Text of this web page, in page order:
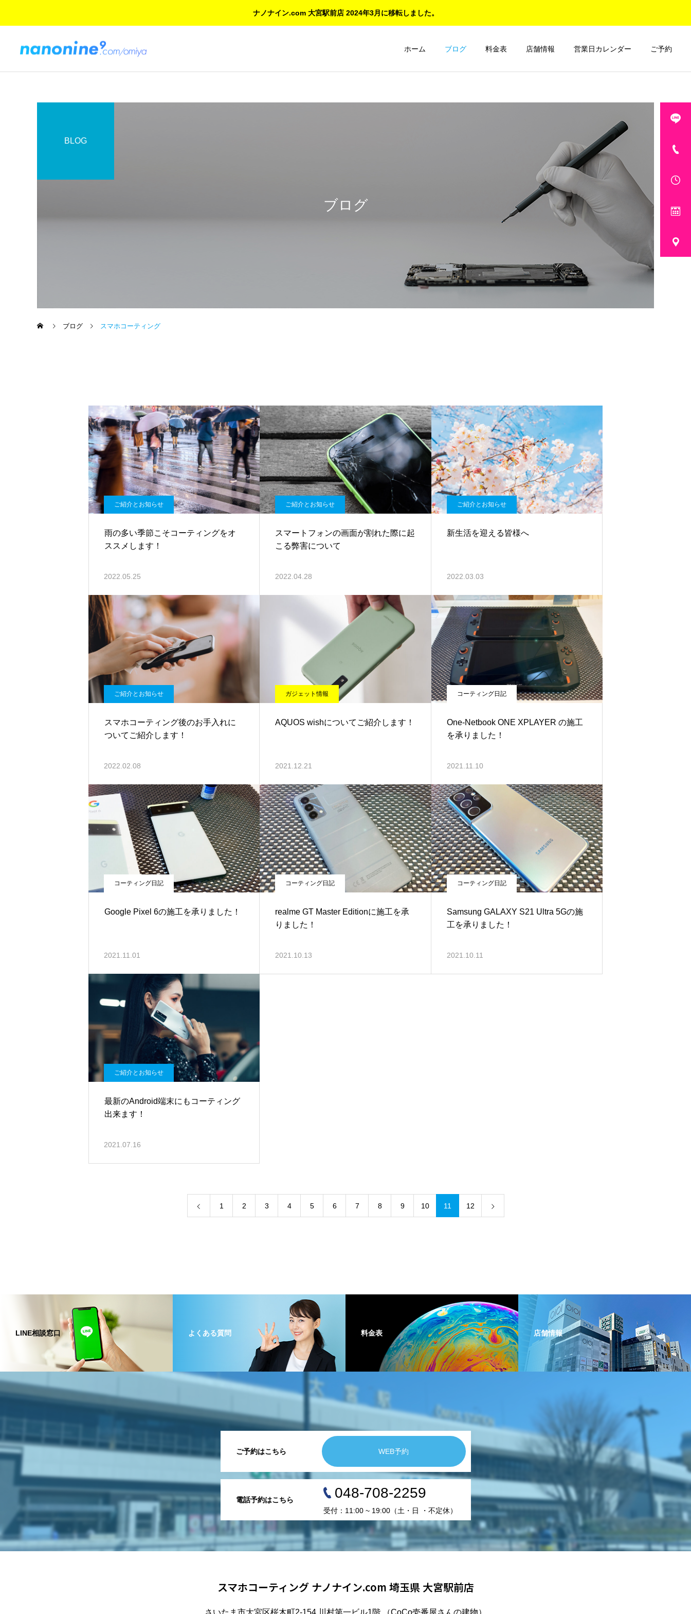
ナノナイン.com 大宮駅前店 2024年3月に移転しました。
ホーム ブログ 料金表 店舗情報 営業日カレンダー ご予約
Googleの新製品発表：
ナノナイン.com大宮マルイ
店おすすめのコーティング
対象デバイスTOP3！
ご紹介とお知らせ
ナノナイン.com 大宮マル
イ店 店舗移転のお知らせ
ブログ
BLOG
ブログ スマホコーティング
ご紹介とお知らせ
雨の多い季節こそコーティングをオ
ススメします！
2022.05.25
ご紹介とお知らせ
スマートフォンの画面が割れた際に起
こる弊害について
2022.04.28
ご紹介とお知らせ
新生活を迎える皆様へ
2022.03.03
ご紹介とお知らせ
スマホコーティング後のお手入れに
ついてご紹介します！
2022.02.08
ガジェット情報
AQUOS wishについてご紹介します！
2021.12.21
コーティング日記
One-Netbook ONE XPLAYER の施工
を承りました！
2021.11.10
コーティング日記
Google Pixel 6の施工を承りました！
2021.11.01
コーティング日記
realme GT Master Editionに施工を承
りました！
2021.10.13
コーティング日記
Samsung GALAXY S21 Ultra 5Gの施
工を承りました！
2021.10.11
ご紹介とお知らせ
最新のAndroid端末にもコーティング
出来ます！
2021.07.16
1 2 3 4 5 6 7 8 9 10 11 12
LINE相談窓口 よくある質問 料金表 店舗情報
ご予約はこちら WEB予約
電話予約はこちら 048-708-2259
受付：11:00 ~ 19:00（土・日 ・不定休）
スマホコーティング ナノナイン.com 埼玉県 大宮駅前店
さいたま市大宮区桜木町2-154 川村第一ビル1階 （CoCo壱番屋さんの建物）